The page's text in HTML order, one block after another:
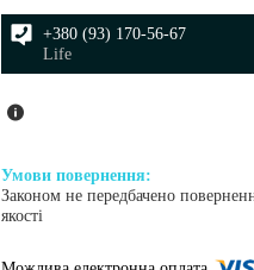
+380 (93) 170-56-67
Life
Законом не передбачено
якості